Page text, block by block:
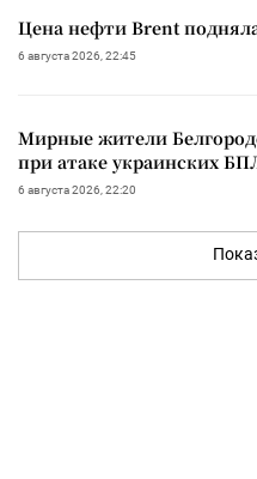
Цена нефти Brent
6 августа 2026, 22:45
Мирные жители
при атаке украинских
6 августа 2026, 22:20